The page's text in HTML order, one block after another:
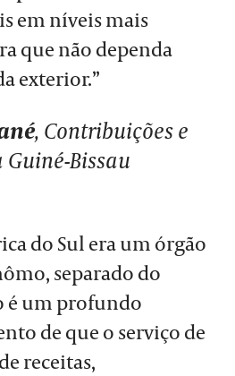
em níveis mais
que não dependa
exterior.”
, Contribuições e
Bissau
do Sul era um órgão
separado do
é um profundo
de que o serviço de
receitas,